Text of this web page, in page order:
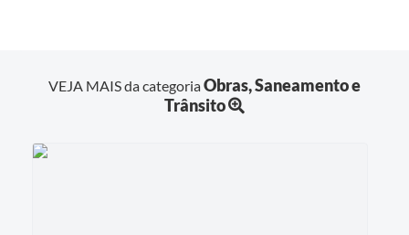
VEJA MAIS da categoriaObras, Saneamento e
Trânsito